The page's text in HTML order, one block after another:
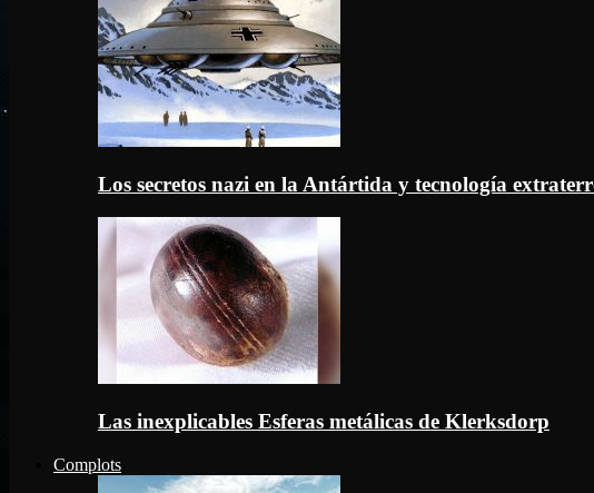
Los secretos nazi en la Antártida y tecnología
Las inexplicables Esferas metálicas de Klerksdorp
Complots